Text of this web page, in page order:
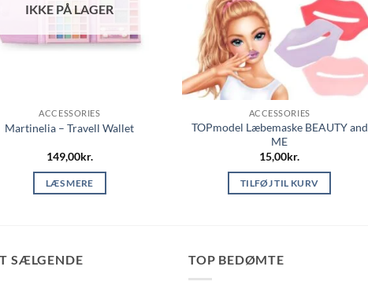
IKKE PÅ LAGER
ACCESSORIES
Martinelia – Travell Wallet
149,00kr.
LÆS MERE
ACCESSORIES
TOPmodel Læbemaske BEAUTY and
ME
15,00kr.
TILFØJ TIL KURV
SÆLGENDE TOP BEDØMTE